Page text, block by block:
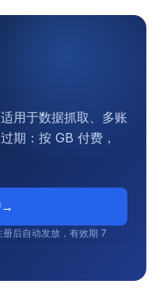
用于数据抓取、多账
期：按 GB 付费，
→
后自动发放，有效期 7